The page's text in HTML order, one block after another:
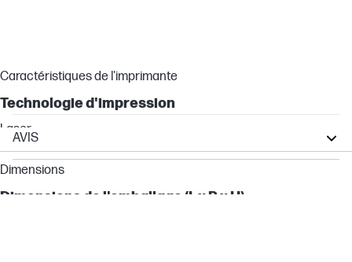
Caractéristiques de l'imprimante
Technologie d'impression
Laser
Dimensions
Dimensions de l'emballage (L x P x H)
AVIS
LaserJet Enterprise